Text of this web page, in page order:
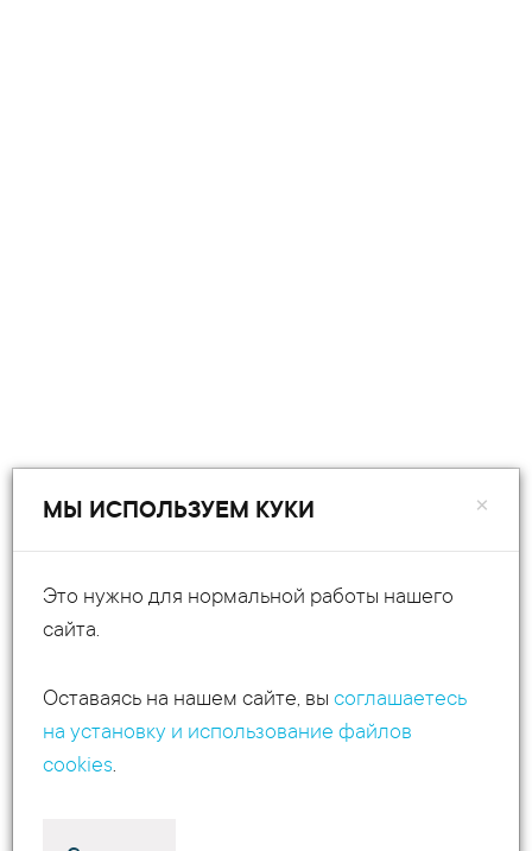
×
МЫ ИСПОЛЬЗУЕМ КУКИ
Это нужно для нормальной работы нашего
сайта.
Оставаясь на нашем сайте, вы соглашаетесь
на установку и использование файлов
cookies.